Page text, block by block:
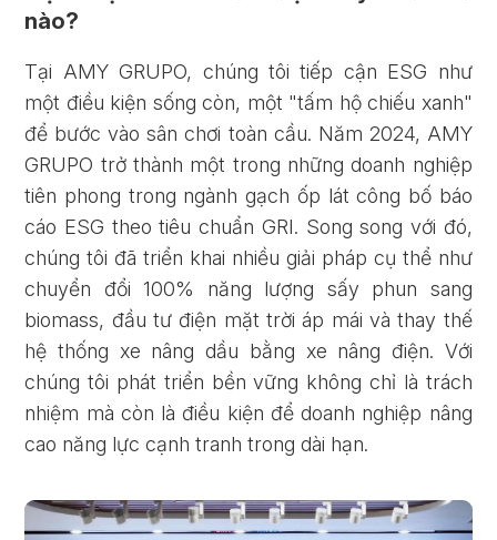
nào?
Tại AMY GRUPO, chúng tôi tiếp cận ESG như
một điều kiện sống còn, một "tấm hộ chiếu xanh"
để bước vào sân chơi toàn cầu. Năm 2024, AMY
GRUPO trở thành một trong những doanh nghiệp
tiên phong trong ngành gạch ốp lát công bố báo
cáo ESG theo tiêu chuẩn GRI. Song song với đó,
chúng tôi đã triển khai nhiều giải pháp cụ thể như
chuyển đổi 100% năng lượng sấy phun sang
biomass, đầu tư điện mặt trời áp mái và thay thế
hệ thống xe nâng dầu bằng xe nâng điện. Với
chúng tôi phát triển bền vững không chỉ là trách
nhiệm mà còn là điều kiện để doanh nghiệp nâng
cao năng lực cạnh tranh trong dài hạn.